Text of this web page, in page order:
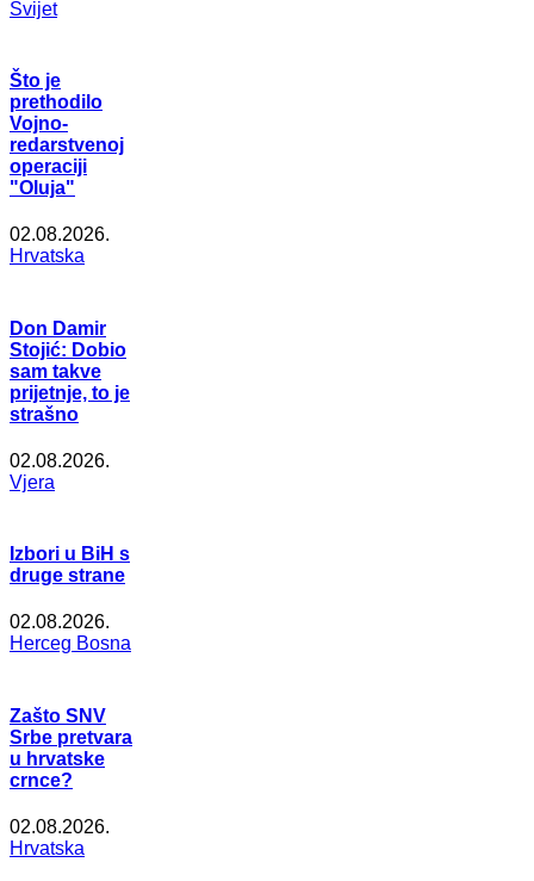
Svijet
Što je
prethodilo
Vojno-
redarstvenoj
operaciji
"Oluja"
02.08.2026.
Hrvatska
Don Damir
Stojić: Dobio
sam takve
prijetnje, to je
strašno
02.08.2026.
Vjera
Izbori u BiH s
druge strane
02.08.2026.
Herceg Bosna
Zašto SNV
Srbe pretvara
u hrvatske
crnce?
02.08.2026.
Hrvatska